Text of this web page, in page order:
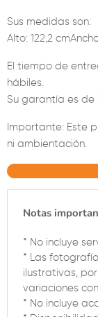
Sus medidas son:
Alto: 122,2
El tiempo de
hábiles.
Su garantía es de
Importante: Este
ni ambientación.
Notas
* No incluye
* Las
ilustrativas,
variaciones
* No incluye